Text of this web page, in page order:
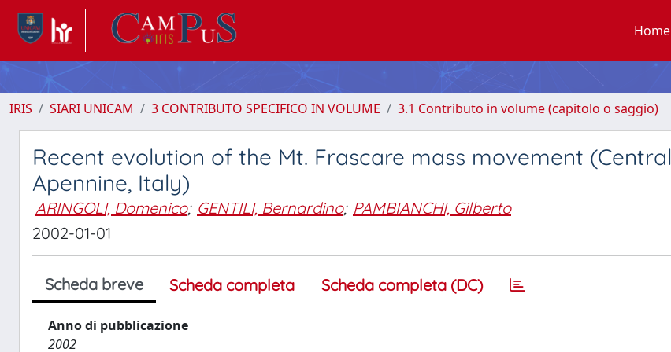
Home
IRIS SIARI UNICAM 3 CONTRIBUTO SPECIFICO IN VOLUME 3.1 Contributo in volume (capitolo o saggio)
Recent evolution of the Mt. Frascare mass movement (Central
Apennine, Italy)
ARINGOLI, Domenico; GENTILI, Bernardino; PAMBIANCHI, Gilberto
2002-01-01
Scheda breve Scheda completa Scheda completa (DC)
Anno di pubblicazione
2002